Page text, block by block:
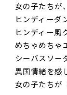
女の子たちが
ヒンディーダ
ヒンディー風
めちゃめちゃ
シーバスソー
異国情緒を感
女の子たちが